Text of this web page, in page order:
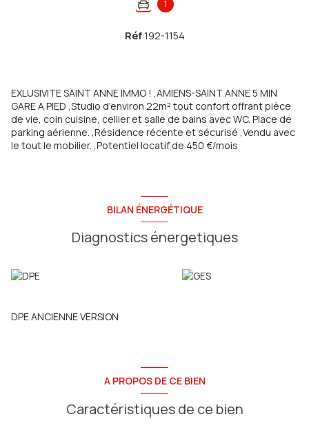
1
Réf192-1154
EXLUSIVITE SAINT ANNE IMMO ! ,AMIENS-SAINT ANNE 5 MIN
GARE A PIED ,Studio d'environ 22m² tout confort offrant pièce
de vie, coin cuisine, cellier et salle de bains avec WC. Place de
parking aérienne. ,Résidence récente et sécurisé ,Vendu avec
le tout le mobilier. ,Potentiel locatif de 450 €/mois
BILAN ÉNERGÉTIQUE
Diagnostics énergetiques
DPE ANCIENNE VERSION
A PROPOS DE CE BIEN
Caractéristiques de ce bien